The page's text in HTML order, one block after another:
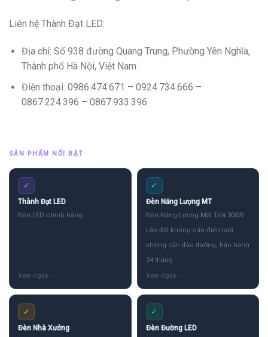
Liên hệ Thành Đạt LED:
Địa chỉ: Số 938 đường Quang Trung, Phường Yên Nghĩa,
Thành phố Hà Nội, Việt Nam.
Điện thoại: 0986.474.671 – 0924.734.666 –
0867.224.396 – 0867.933.396
SẢN PHẨM NỔI BẬT
✓
Thành Đạt LED
Đèn LED chính hãng
✓
Đèn Năng Lượng MT
Đèn Năng Lượng Mặt Trời 300W
Lắp đặt không cần điện lưới,
không cần đào đường, bảo hành
24 tháng.
✓
Đèn Nhà Xưởng
✓
Đèn Đường LED